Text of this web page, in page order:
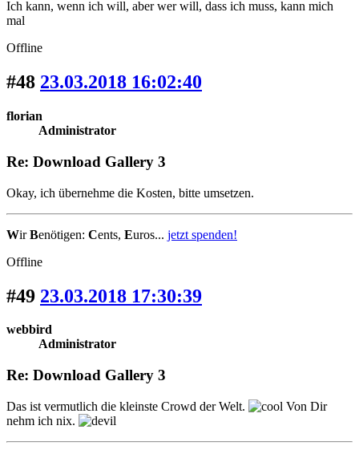
Ich kann, wenn ich will, aber wer will, dass ich muss, kann mich
mal
Offline
#48 23.03.2018 16:02:40
florian
Administrator
Re: Download Gallery 3
Okay, ich übernehme die Kosten, bitte umsetzen.
WirBenötigen: Cents, Euros... jetzt spenden!
Offline
#49 23.03.2018 17:30:39
webbird
Administrator
Re: Download Gallery 3
Das ist vermutlich die kleinste Crowd der Welt.
Von Dir
nehm ich nix.